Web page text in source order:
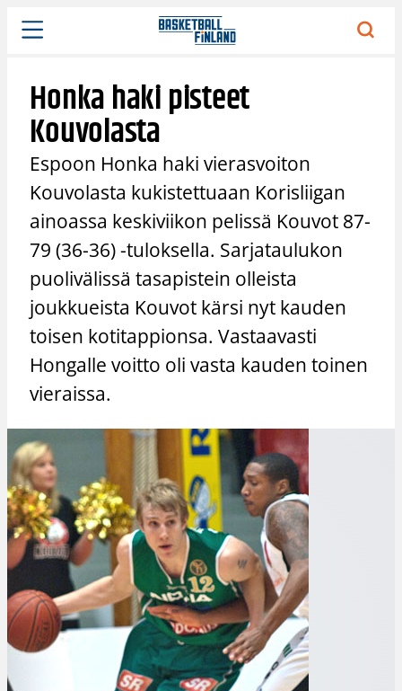
Siirry
sisältöön
Honka haki pisteet
Kouvolasta
Espoon Honka haki vierasvoiton
Kouvolasta kukistettuaan Korisliigan
ainoassa keskiviikon pelissä Kouvot 87-
79 (36-36) -tuloksella. Sarjataulukon
puolivälissä tasapistein olleista
joukkueista Kouvot kärsi nyt kauden
toisen kotitappionsa. Vastaavasti
Hongalle voitto oli vasta kauden toinen
vieraissa.